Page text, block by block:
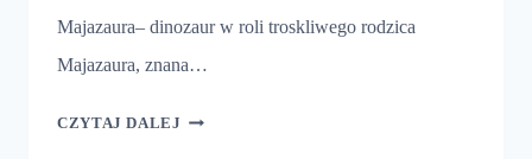
Majazaura– dinozaur w roli troskliwego rodzica
Majazaura, znana…
CZYTAJ DALEJ DINOZAURY